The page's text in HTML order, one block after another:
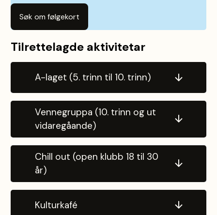
Søk om følgekort
Tilrettelagde aktivitetar
A-laget (5. trinn til 10. trinn)
Vennegruppa (10. trinn og ut
vidaregåande)
Chill out (open klubb 18 til 30
år)
Kulturkafé